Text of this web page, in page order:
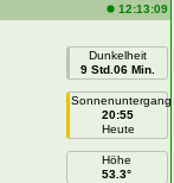
12:13:09
Dunkelheit
9 Std.06 Min.
Sonnenuntergang
20:55
Heute
Höhe
53.3°